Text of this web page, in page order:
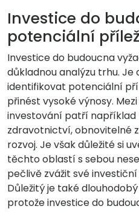
Investice do
potenciální
Investice do budoucna
důkladnou analýzu trhu.
identifikovat potenciální
přinést vysoké výnosy.
investování patří například
zdravotnictví, obnovitelné
rozvoj. Je však důležité si
těchto oblastí s sebou
pečlivě zvážit své
Důležitý je také
protože investice do